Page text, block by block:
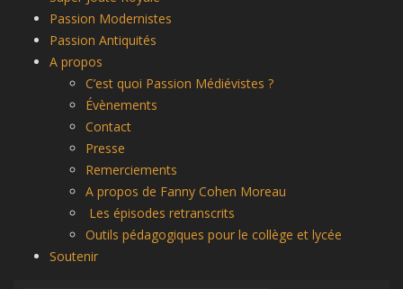
Passion Modernistes
Passion Antiquités
A propos
C’est quoi Passion Médiévistes ?
Évènements
Contact
Presse
Remerciements
A propos de Fanny Cohen Moreau
Les épisodes retranscrits
Outils pédagogiques pour le collège et lycée
Soutenir